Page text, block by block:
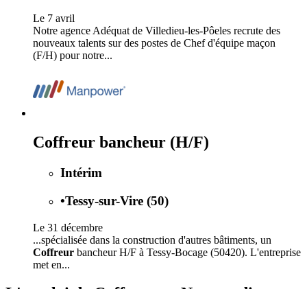
Le 7 avril
Notre agence Adéquat de Villedieu-les-Pôeles recrute des
nouveaux talents sur des postes de Chef d'équipe maçon
(F/H) pour notre...
Coffreur bancheur (H/F)
Intérim
•Tessy-sur-Vire (50)
Le 31 décembre
...spécialisée dans la construction d'autres bâtiments, un
Coffreur bancheur H/F à Tessy-Bocage (50420). L'entreprise
met en...